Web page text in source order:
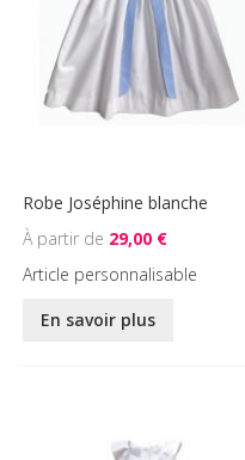
Robe Joséphine blanche
29,00 €
Article personnalisable
En savoir plus